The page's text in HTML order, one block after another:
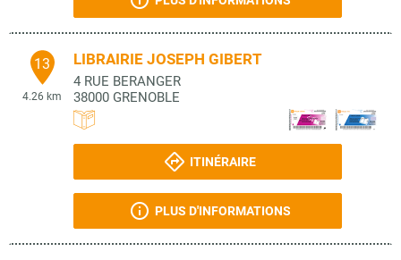
13
4.26 km
LIBRAIRIE JOSEPH GIBERT
4 RUE BERANGER
38000 GRENOBLE
ITINÉRAIRE
PLUS D'INFORMATIONS